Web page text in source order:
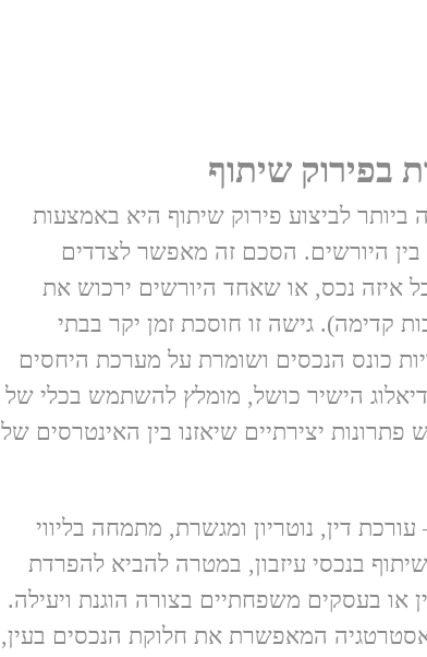
בפירוק שיתוף
ביותר לביצוע פירוק שיתוף היא באמצעות
בין היורשים. הסכם זה מאפשר לצדדים
איזה נכס, או שאחד היורשים ירכוש את
קדימה). גישה זו חוסכת זמן יקר בבתי
כונס הנכסים ושומרת על מערכת היחסים
הישיר כושל, מומלץ להשתמש בכלי של
פתרונות יצירתיים שיאזנו בין האינטרסים של
דין, נוטריון ומגשרת, מתמחה בליווי
בנכסי עיזבון, במטרה להביא להפרדת
או בעסקים משפחתיים בצורה הוגנת ויעילה.
המאפשרת את חלוקת הנכסים בעין,